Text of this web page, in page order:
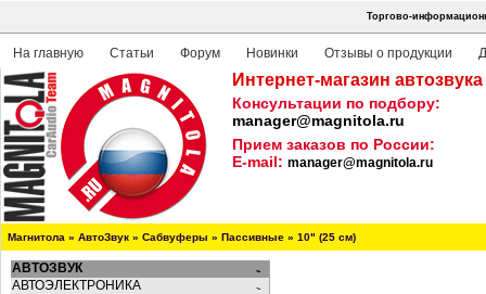
Торгово-
На главную Статьи Форум Новинки Отзывы о продукции
Интернет-магазин
Консультации по подбору:
manager@magnitola.ru
Прием заказов по России:
E-mail: manager@magnitola.ru
Магнитола » АвтоЗвук » Сабвуферы » Пассивные » 10" (25 см)
АВТОЗВУК
АВТОЭЛЕКТРОНИКА